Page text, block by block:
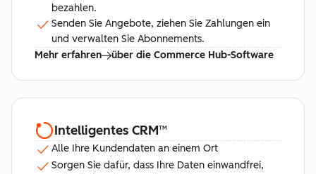
bezahlen.
Senden Sie Angebote, ziehen Sie Zahlungen ein
und verwalten Sie Abonnements.
Mehr erfahren
über die Commerce Hub-Software
Intelligentes CRM™
Alle Ihre Kundendaten an einem Ort
Sorgen Sie dafür, dass Ihre Daten einwandfrei,